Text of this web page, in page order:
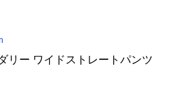
リー ワイドストレートパンツ